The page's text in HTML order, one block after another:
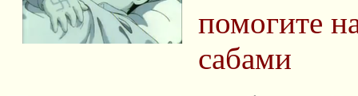
помогите
сабами